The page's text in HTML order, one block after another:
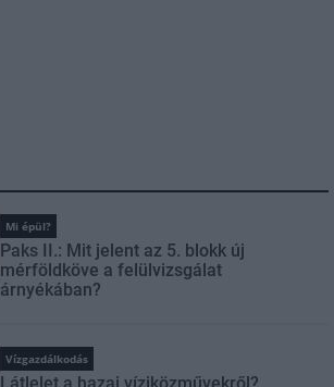
Mi épül?
Paks II.: Mit jelent az 5. blokk új
mérföldköve a felülvizsgálat
árnyékában?
Vízgazdálkodás
Látlelet a hazai víziközművekről?